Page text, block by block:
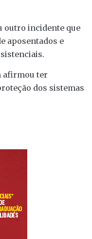
outro incidente que
aposentados e
afirmou ter
dos sistemas